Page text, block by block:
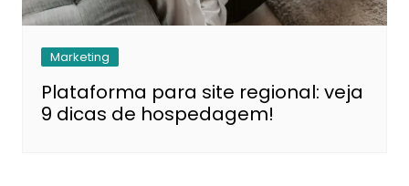
Marketing
Plataforma para site regional: veja
9 dicas de hospedagem!